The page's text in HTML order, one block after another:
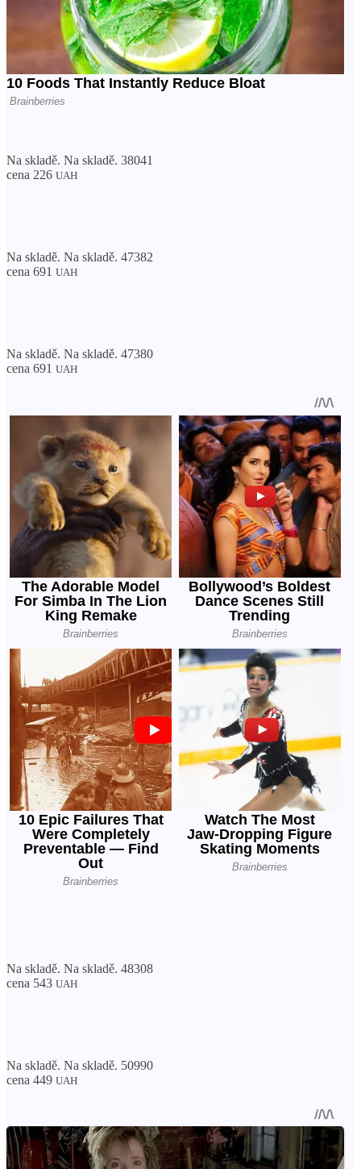
Na skladě. Na skladě. 38041
cena 226 UAH
Na skladě. Na skladě. 47382
cena 691 UAH
Na skladě. Na skladě. 47380
cena 691 UAH
Na skladě. Na skladě. 48308
cena 543 UAH
Na skladě. Na skladě. 50990
cena 449 UAH